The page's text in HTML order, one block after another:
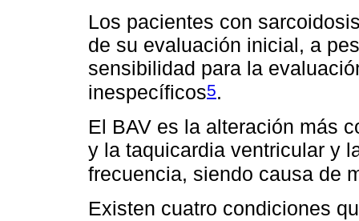
Los pacientes con
de su evaluación inicial, a
sensibilidad para la
inespecíficos5.
El BAV es la alteración más
y la taquicardia ventricular y
frecuencia, siendo causa de
Existen cuatro condiciones